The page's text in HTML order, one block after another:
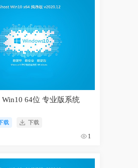
64位 专业版系统
载 下载
1